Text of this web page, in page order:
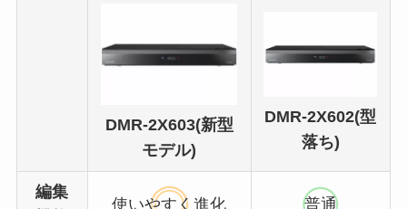
DMR-2X603(新型
モデル)
DMR-2X602(型
落ち)
編集
使いやすく進化 普通